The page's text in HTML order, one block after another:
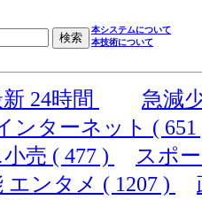
本システムについて
本技術について
24時間
急減
ンターネット (
売 ( 477 )
スポ
エンタメ ( 1207 )